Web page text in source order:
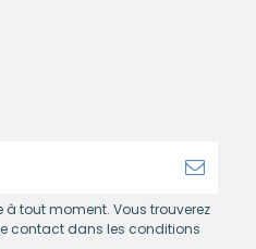
tout moment. Vous trouverez
contact dans les conditions